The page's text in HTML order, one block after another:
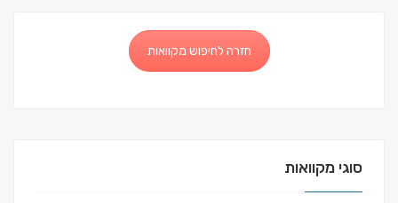
חזרה לחיפוש מקוואות
סוגי מקוואות